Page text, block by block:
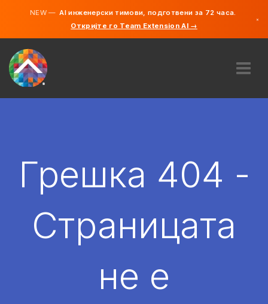
NEW —AI инженерски тимови, подготвени за 72 часа.
Откријте го Team Extension AI →
×
АНГАЖИРАЈ
Грешка 404 -
Страницата
не е